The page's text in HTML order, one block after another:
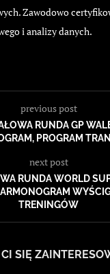
Zawodowo
i analizy danych.
previous post
RUNDA GP
PROGRAM
next post
RUNDA WORLD
TRENINGÓW
SIĘ